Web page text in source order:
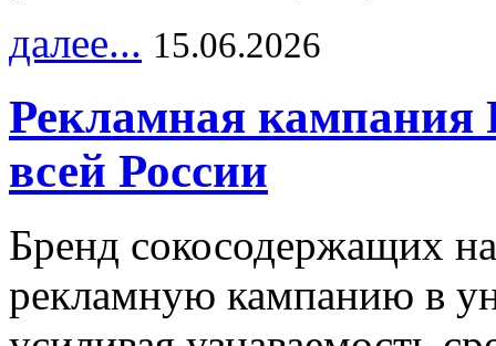
далее... 15.06.2026
Рекламная
всей России
Бренд сокосодержащих
рекламную кампанию в